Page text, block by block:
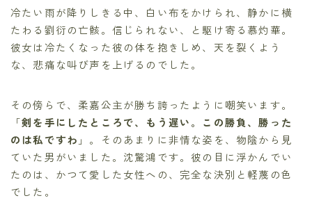
冷たい雨が降りしきる中、白い布をかけられ、静かに横
たわる劉衍の亡骸。信じられない、と駆け寄る慕灼華。
彼女は冷たくなった彼の体を抱きしめ、天を裂くよう
な、悲痛な叫び声を上げるのでした。
その傍らで、柔嘉公主が勝ち誇ったように嘲笑います。
「剣を手にしたところで、もう遅い。この勝負、勝った
のは私ですわ 」。そのあまりに非情な姿を、物陰から見
ていた男がいました。沈驚鴻です。彼の目に浮かんでい
たのは、かつて愛した女性への、完全な決別と軽蔑の色
でした。